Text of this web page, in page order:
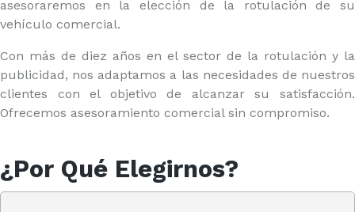
asesoraremos en la elección de la rotulación de su
vehículo comercial.
Con más de diez años en el sector de la rotulación y la
publicidad, nos adaptamos a las necesidades de nuestros
clientes con el objetivo de alcanzar su satisfacción.
Ofrecemos asesoramiento comercial sin compromiso.
¿Por Qué Elegirnos?